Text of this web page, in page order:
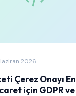
2026
Çerez Onayı
için GDPR ve